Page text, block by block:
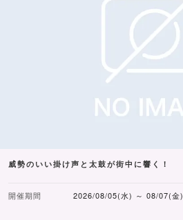
威勢のいい掛け声と太鼓が街中に響く！
開催期間 2026/08/05(水) ～ 08/07(金)